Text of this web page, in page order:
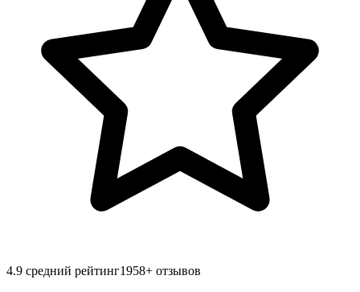
4.9 средний рейтинг1958+ отзывов